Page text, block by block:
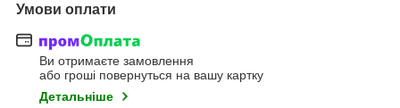
Умови оплати
Ви отримаєте замовлення
або гроші повернуться на вашу картку
Детальніше